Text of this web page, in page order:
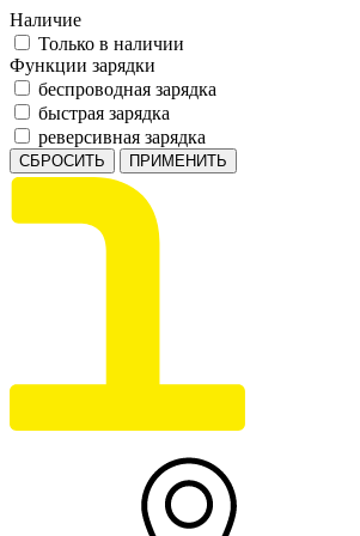
Наличие
Только в наличии
Функции зарядки
беспроводная зарядка
быстрая зарядка
реверсивная зарядка
СБРОСИТЬ ПРИМЕНИТЬ